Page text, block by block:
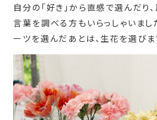
自分の「好き」から直感で選んだり
言葉を調べる方もいらっしゃいまし
ーツを選んだあとは、生花を選びま